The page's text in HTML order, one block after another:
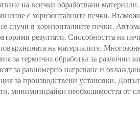
на всички обработвани
с хоризонталните печки.
случи в хоризонталните печки.
резултати. Способността на
на материалите.
за термична обработка за различни
за равномерно нагреване и
за производствени установки.
минимизирайки необходимостта от